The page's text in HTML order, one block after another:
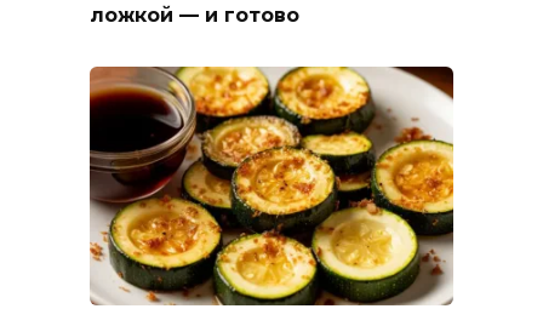
ложкой — и готово